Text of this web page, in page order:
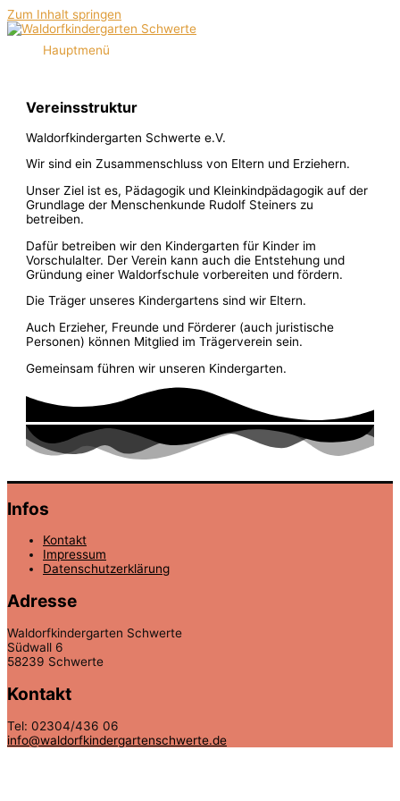
Zum Inhalt springen
Hauptmenü
Vereinsstruktur
Waldorfkindergarten Schwerte e.V.
Wir sind ein Zusammenschluss von Eltern und Erziehern.
Unser Ziel ist es, Pädagogik und Kleinkindpädagogik auf der
Grundlage der Menschenkunde Rudolf Steiners zu
betreiben.
Dafür betreiben wir den Kindergarten für Kinder im
Vorschulalter. Der Verein kann auch die Entstehung und
Gründung einer Waldorfschule vorbereiten und fördern.
Die Träger unseres Kindergartens sind wir Eltern.
Auch Erzieher, Freunde und Förderer (auch juristische
Personen) können Mitglied im Trägerverein sein.
Gemeinsam führen wir unseren Kindergarten.
Infos
Kontakt
Impressum
Datenschutzerklärung
Adresse
Waldorfkindergarten Schwerte
Südwall 6
58239 Schwerte
Kontakt
Tel: 02304/436 06
info@waldorfkindergartenschwerte.de